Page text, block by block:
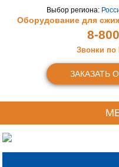
Выбор региона:
Оборудование для
8-
Звонки по
ЗАКАЗАТЬ